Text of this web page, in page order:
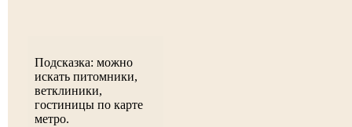
Подсказка: можно
искать питомники,
ветклиники,
гостиницы по карте
метро.